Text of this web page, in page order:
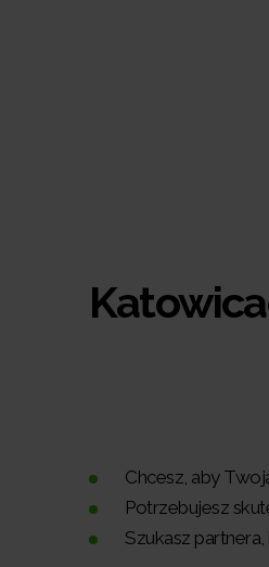
Chcesz, aby
Potrzebujesz
Szukasz